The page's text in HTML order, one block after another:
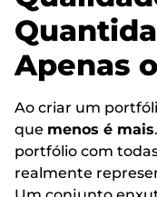
Apenas
Ao criar um
que menos é mais
portfólio com
realmente